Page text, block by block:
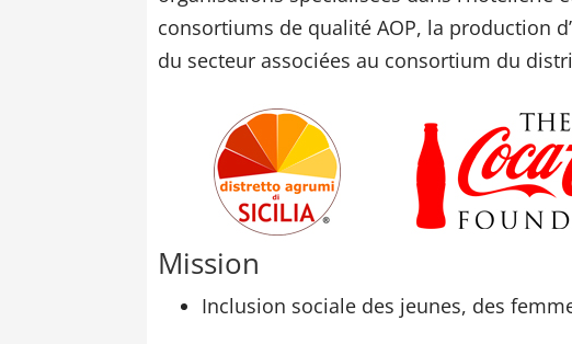
consortiums de qualité AOP, la production
du secteur associées au consortium du
Mission
Inclusion sociale des jeunes, des